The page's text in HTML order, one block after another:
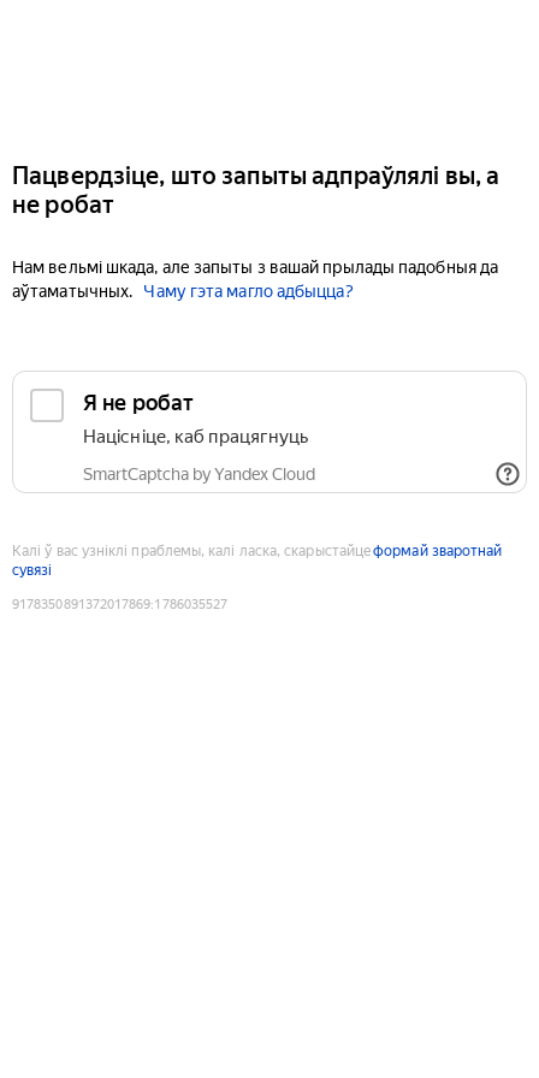
Пацвердзіце, што запыты адпраўлялі вы, а
не робат
Нам вельмі шкада, але запыты з вашай прылады падобныя да
аўтаматычных.
Чаму гэта магло адбыцца?
Я не робат
Націсніце, каб працягнуць
SmartCaptcha by Yandex Cloud
Калі ў вас узніклі праблемы, калі ласка, скарыстайцеформай зваротнай
сувязі
9178350891372017869:1786035527